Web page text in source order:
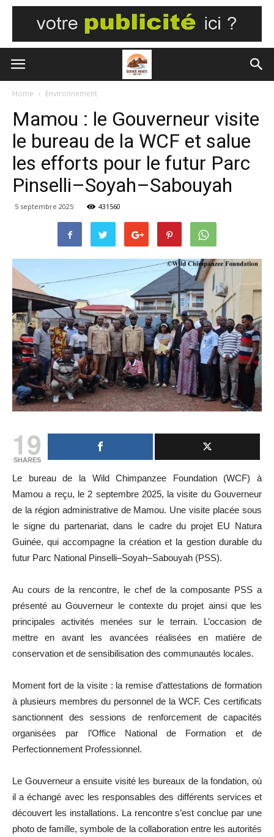
Home Environnement
Mamou : le Gouverneur visite
le bureau de la WCF et salue
les efforts pour le futur Parc
Pinselli–Soyah–Sabouyah
5 septembre 2025 431560
19
SHARES
Le bureau de la Wild Chimpanzee Foundation (WCF) à
Mamou a reçu, le 2 septembre 2025, la visite du Gouverneur
de la région administrative de Mamou. Une visite placée sous
le signe du partenariat, dans le cadre du projet EU Natura
Guinée, qui accompagne la création et la gestion durable du
futur Parc National Pinselli–Soyah–Sabouyah (PSS).
Au cours de la rencontre, le chef de la composante PSS a
présenté au Gouverneur le contexte du projet ainsi que les
principales activités menées sur le terrain. L’occasion de
mettre en avant les avancées réalisées en matière de
conservation et de sensibilisation des communautés locales.
Moment fort de la visite : la remise d’attestations de formation
à plusieurs membres du personnel de la WCF. Ces certificats
sanctionnent des sessions de renforcement de capacités
organisées par l’Office National de Formation et de
Perfectionnement Professionnel.
Le Gouverneur a ensuite visité les bureaux de la fondation, où
il a échangé avec les responsables des différents services et
découvert les installations. La rencontre s’est conclue par une
photo de famille, symbole de la collaboration entre les autorités